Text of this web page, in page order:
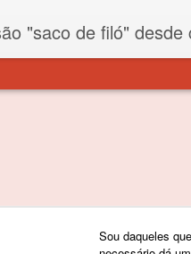
todo furadinho e permite que um saco feito com ele, mesmo que muito
Sou daqueles